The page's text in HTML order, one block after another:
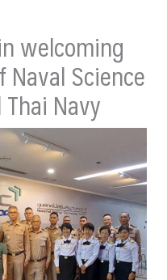
welcoming
Science
Navy